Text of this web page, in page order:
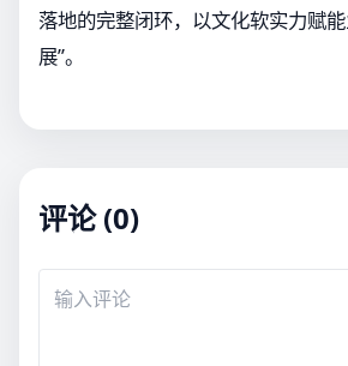
落地的完整闭环，以文化软实力赋
展”。
评论 (0)